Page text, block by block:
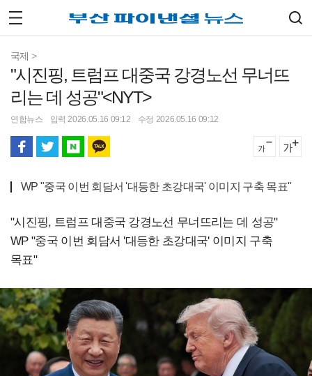
국제 >
"시진핑, 트럼프 대중국 강경노선 무너뜨
리는 데 성공"<NYT>
연합뉴스 입력 2026.05.16 09:12 수정 2026.05.16 09:12
WP "중국 이번 회담서 '대등한 초강대국' 이미지 구축 목표"
"시진핑, 트럼프 대중국 강경노선 무너뜨리는 데 성공"
WP "중국 이번 회담서 '대등한 초강대국' 이미지 구축
목표"